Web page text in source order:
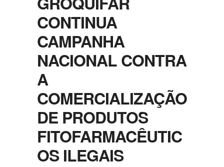
CONTINUA
CAMPANHA
NACIONAL CONTRA
A
COMERCIALIZAÇÃO
DE PRODUTOS
FITOFARMACÊUTIC
OS ILEGAIS